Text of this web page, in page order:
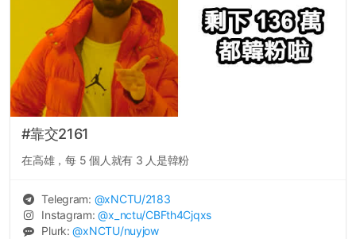
#靠交2161
在高雄，每 5 個人就有 3 人是韓粉
Telegram: @xNCTU/2183
Instagram:@x_nctu/CBFth4Cjqxs
Plurk:@xNCTU/nuyjow